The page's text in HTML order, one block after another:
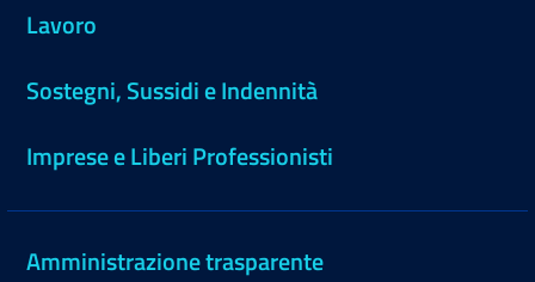
Lavoro
Sostegni, Sussidi e Indennità
Imprese e Liberi Professionisti
Amministrazione trasparente